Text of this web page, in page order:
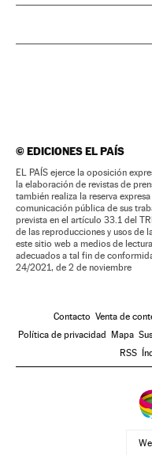
©EDICIONES EL PAÍS
EL PAÍS ejerce la oposición
la elaboración de revistas de
también realiza la reserva
comunicación pública de sus
prevista en el artículo 33.1 del
de las reproducciones y usos de
este sitio web a medios de
adecuados a tal fin de
24/2021, de 2 de noviembre
Contacto Venta de
Política de privacidad Mapa
RSS